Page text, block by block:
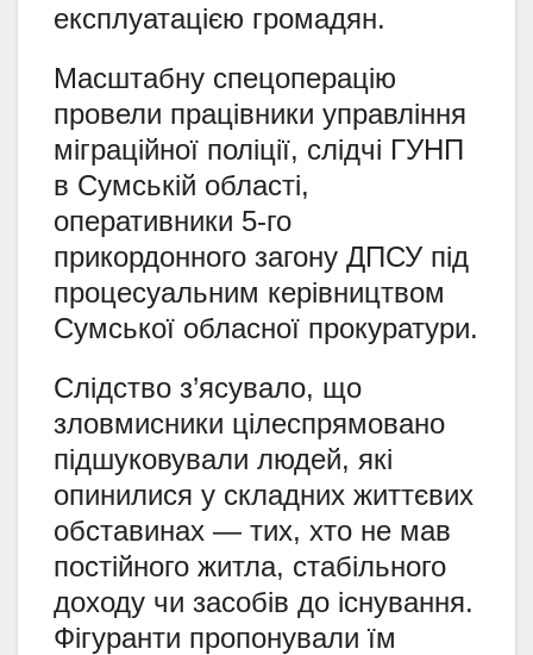
експлуатацією громадян.
Масштабну спецоперацію
провели працівники управління
міграційної поліції, слідчі ГУНП
в Сумській області,
оперативники 5-го
прикордонного загону ДПСУ під
процесуальним керівництвом
Сумської обласної прокуратури.
Слідство з’ясувало, що
зловмисники цілеспрямовано
підшуковували людей, які
опинилися у складних життєвих
обставинах — тих, хто не мав
постійного житла, стабільного
доходу чи засобів до існування.
Фігуранти пропонували їм